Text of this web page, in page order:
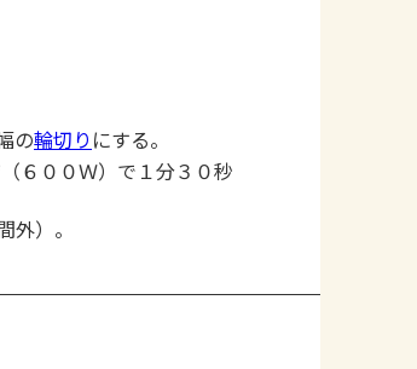
の輪切り にする。
６００Ｗ）で１分３０秒
）。